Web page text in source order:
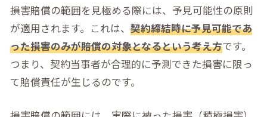
損害賠償の範囲を見極める際には、予見可能性の原則
が適用されます。これは、 契約締結時に予見可能であ
った損害のみが賠償の対象となるという考え方です。
つまり、契約当事者が合理的に予測できた損害に限っ
て賠償責任が生じるのです。